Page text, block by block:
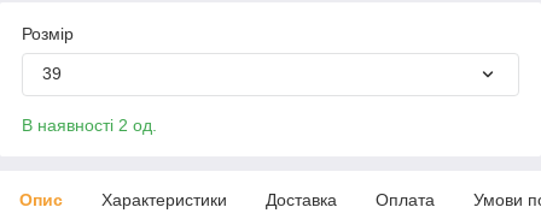
Розмір
39
В наявності 2 од.
Опис Характеристики Доставка Оплата Умови